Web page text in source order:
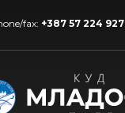
fax: +387 57 224 927